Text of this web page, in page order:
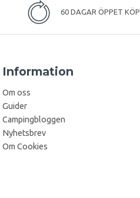
60 DAGAR ÖPPET KÖP
Information
Om oss
Guider
Campingbloggen
Nyhetsbrev
Om Cookies